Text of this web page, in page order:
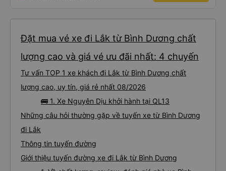
Đặt mua vé xe đi Lắk từ Bình Dương chất
lượng cao và giá vé ưu đãi nhất: 4 chuyến
Tư vấn TOP 1 xe khách đi Lắk từ Bình Dương chất
lượng cao, uy tín, giá rẻ nhất 08/2026
🚌 1. Xe Nguyên Dịu khởi hành tại QL13
Những câu hỏi thường gặp về tuyến xe từ Bình Dương
đi Lắk
Thông tin tuyến đường
Giới thiệu tuyến đường xe đi Lắk từ Bình Dương